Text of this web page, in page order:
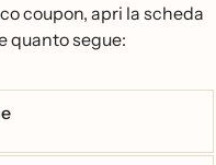
coupon, apri la scheda
quanto segue: